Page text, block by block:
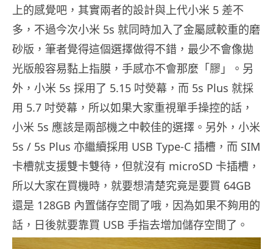
上的感覺吧，其實兩者的設計與上代小米 5 差不
多，不過今次小米 5s 就同時加入了金屬感較重的磨
砂版，筆者覺得這個選擇做得不錯，最少不會像拋
光版般容易黏上指膜，手感亦不會那麼「膠」。另
外，小米 5s 採用了 5.15 吋熒幕，而 5s Plus 就採
用 5.7 吋熒幕，所以如果大家重視單手操控的話，
小米 5s 應該是兩部機之中較佳的選擇。另外，小米
5s / 5s Plus 亦繼續採用 USB Type-C 插槽，而 SIM
卡槽就支援雙卡雙待，但就沒有 microSD 卡插槽，
所以大家在買機時，就要想清楚究竟是要買 64GB
還是 128GB 內置儲存空間了哦，因為如果不夠用的
話，日後就要靠買 USB 手指去增加儲存空間了。